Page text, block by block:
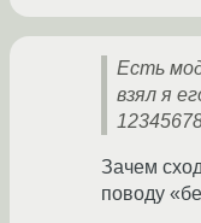
Есть
взял я
Зачем
поводу